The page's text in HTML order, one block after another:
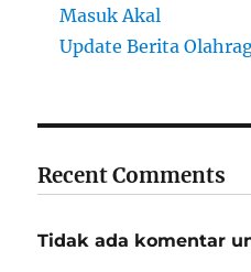
Masuk Akal
Update Berita
Recent Comments
Tidak ada komentar